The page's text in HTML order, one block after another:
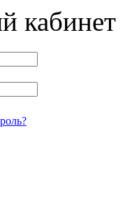
кабинет